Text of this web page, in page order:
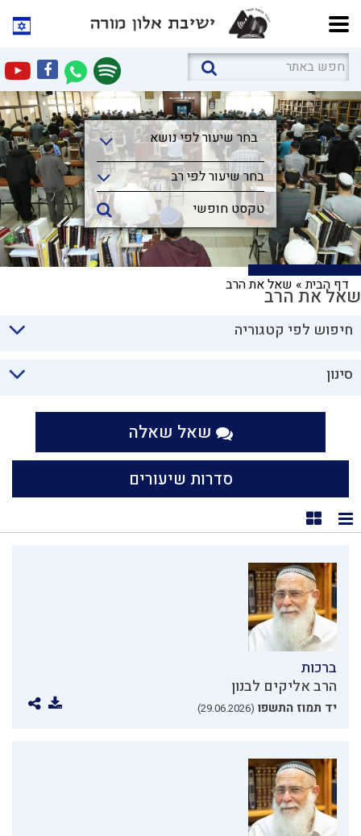
בחר שיעור לפי נושא
בחר שיעור לפי נושא
בחר שיעור לפי רב
דף הבית» שאל את הרבשאל את הרב
חיפוש לפי קטגוריה
סינון
שאל שאלה
סדרות שיעורים
תצוגת רשימה
תצוגת קוביות
ברכות
הרב אליקים לבנון
יד תמוז התשפו (29.06.2026)